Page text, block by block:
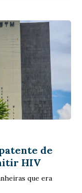
de
HIV
que era